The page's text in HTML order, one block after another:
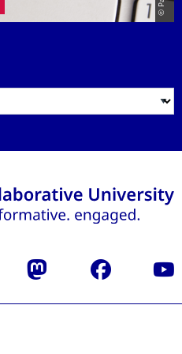
Mastodon Facebook